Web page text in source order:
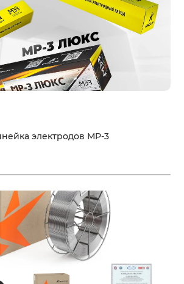
электродов МР-3